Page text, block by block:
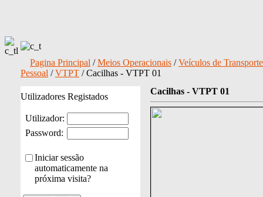
Pagina Principal /Meios Operacionais /Veículos de
Pessoal /VTPT / Cacilhas - VTPT 01
Utilizadores Registados
Utilizador:
Password:
Iniciar sessão
automaticamente na
próxima visita?
Cacilhas - VTPT 01